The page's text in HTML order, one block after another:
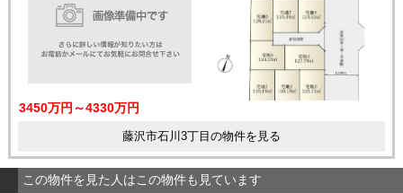
3450万円～4330万円
藤沢市石川3丁目の物件を見る
この物件を見た人はこの物件も見ています